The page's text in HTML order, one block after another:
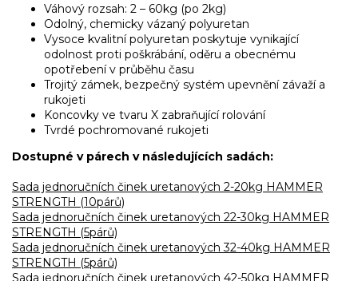
Váhový rozsah: 2 – 60kg (po 2kg)
Odolný, chemicky vázaný polyuretan
Vysoce kvalitní polyuretan poskytuje vynikající
odolnost proti poškrábání, oděru a obecnému
opotřebení v průběhu času
Trojitý zámek, bezpečný systém upevnění závaží a
rukojeti
Koncovky ve tvaru X zabraňující rolování
Tvrdé pochromované rukojeti
Dostupné v párech v následujících sadách:
Sada jednoručních činek uretanových 2-20kg HAMMER
STRENGTH (10párů)
Sada jednoručních činek uretanových 22-30kg HAMMER
STRENGTH (5párů)
Sada jednoručních činek uretanových 32-40kg HAMMER
STRENGTH (5párů)
Sada jednoručních činek uretanových 42-50kg HAMMER